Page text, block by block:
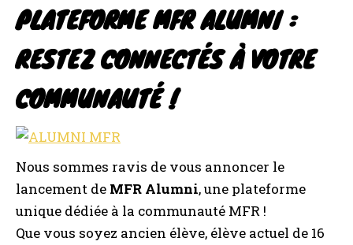
PLATEFORME MFR ALUMNI :
RESTEZ CONNECTÉS À VOTRE
COMMUNAUTÉ !
Nous sommes ravis de vous annoncer le
lancement de MFR Alumni, une plateforme
unique dédiée à la communauté MFR !
Que vous soyez ancien élève, élève actuel de 16